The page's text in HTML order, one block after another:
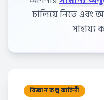
চালিয়ে নিতে এবং
সাহায্য
বিজ্ঞান কল্প কাহিনী